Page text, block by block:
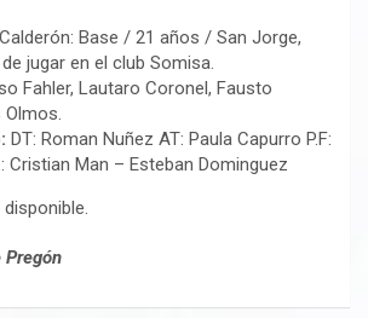
Base / 21 años / San Jorge,
jugar en el club Somisa.
Fahler, Lautaro Coronel, Fausto
Olmos.
DT: Roman Nuñez AT: Paula Capurro P.F:
Cristian Man – Esteban Dominguez
Pregón